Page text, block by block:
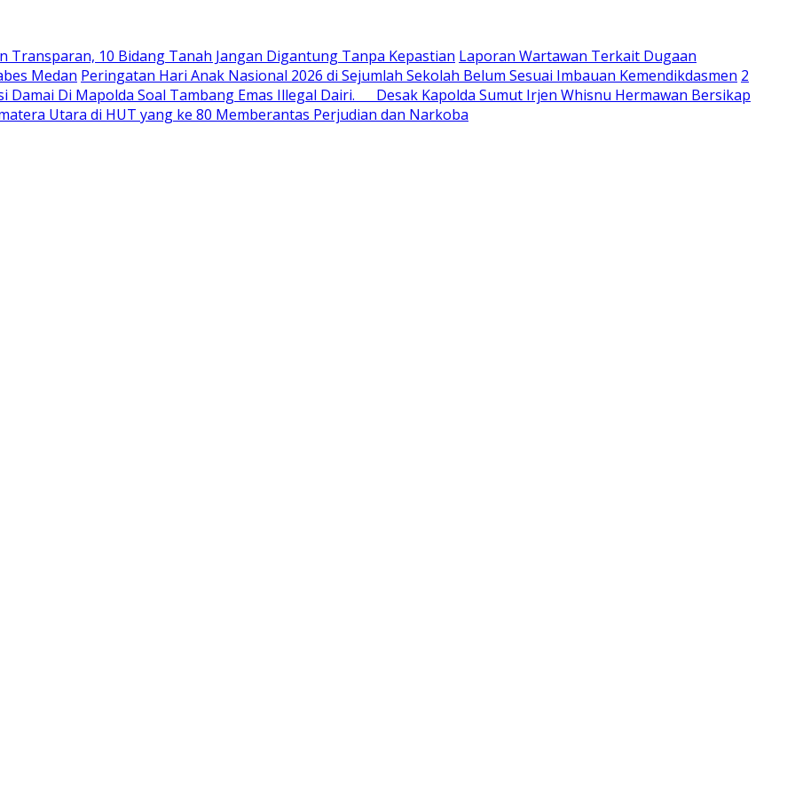
Transparan, 10 Bidang Tanah Jangan Digantung Tanpa Kepastian Laporan Wartawan Terkait Dugaan
Medan Peringatan Hari Anak Nasional 2026 di Sejumlah Sekolah Belum Sesuai Imbauan Kemendikdasmen 2
Damai Di Mapolda Soal Tambang Emas Illegal Dairi. Desak Kapolda Sumut Irjen Whisnu Hermawan Bersikap
Utara di HUT yang ke 80 Memberantas Perjudian dan Narkoba